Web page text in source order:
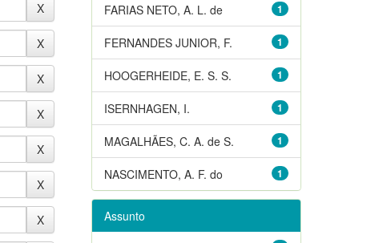
1
FARIAS NETO, A. L. de
1
FERNANDES JUNIOR, F.
1
HOOGERHEIDE, E. S. S.
1
ISERNHAGEN, I.
1
MAGALHÃES, C. A. de S.
1
NASCIMENTO, A. F. do
Assunto